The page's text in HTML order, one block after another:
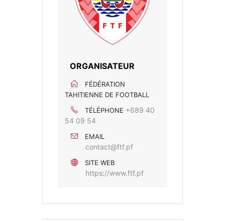
ORGANISATEUR
FÉDÉRATION
TAHITIENNE DE FOOTBALL
TÉLÉPHONE +689 40
54 09 54
EMAIL
contact@ftf.pf
SITE WEB
https://www.ftf.pf